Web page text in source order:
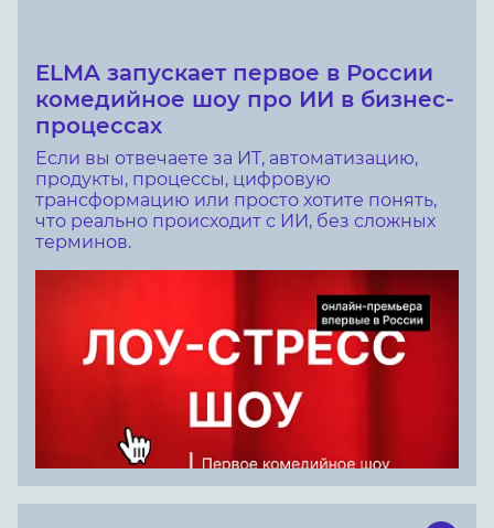
ELMA запускает первое в России
комедийное шоу про ИИ в бизнес-
процессах
Если вы отвечаете за ИТ, автоматизацию,
продукты, процессы, цифровую
трансформацию или просто хотите понять,
что реально происходит с ИИ, без сложных
терминов.